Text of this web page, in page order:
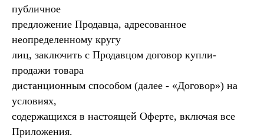
публичное
предложение Продавца, адресованное
неопределенному кругу
лиц, заключить с Продавцом договор купли-
продажи товара
дистанционным способом (далее - «Договор») на
условиях,
содержащихся в настоящей Оферте, включая все
Приложения.